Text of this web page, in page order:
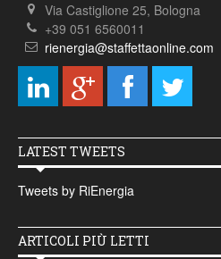
Via Castiglione 25, Bologna
+39 051 6560011
rienergia@staffettaonline.com
LATEST TWEETS
Tweets by RiEnergia
ARTICOLI PIÙ LETTI